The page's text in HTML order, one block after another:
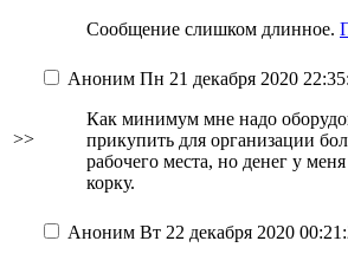
Сообщение слишком длинное.
>>
Аноним Пн 21 декабря 2020
Как минимум мне надо
прикупить для организации
рабочего места, но денег у
корку.
Аноним Вт 22 декабря 2020